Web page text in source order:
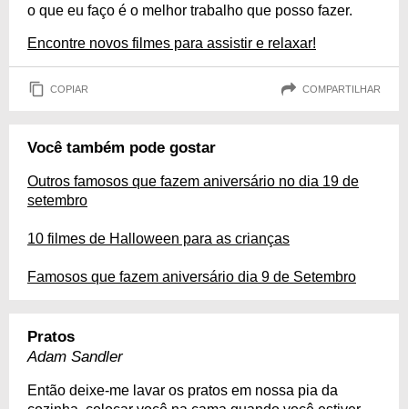
o que eu faço é o melhor trabalho que posso fazer.
Encontre novos filmes para assistir e relaxar!
COPIAR COMPARTILHAR
Você também pode gostar
Outros famosos que fazem aniversário no dia 19 de
setembro
10 filmes de Halloween para as crianças
Famosos que fazem aniversário dia 9 de Setembro
Pratos
Adam Sandler
Então deixe-me lavar os pratos em nossa pia da